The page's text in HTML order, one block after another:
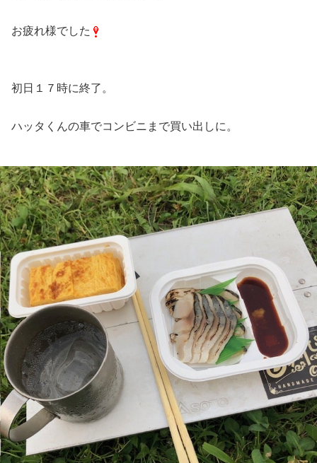
お疲れ様でした
初日１７時に終了。
ハッタくんの車でコンビニまで買い出しに。